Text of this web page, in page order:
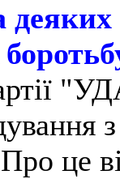
деяких
це